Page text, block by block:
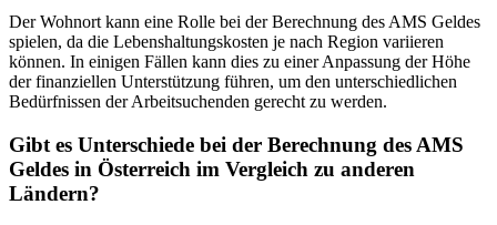
Der Wohnort kann eine Rolle bei der Berechnung des AMS Geldes
spielen, da die Lebenshaltungskosten je nach Region variieren
können. In einigen Fällen kann dies zu einer Anpassung der Höhe
der finanziellen Unterstützung führen, um den unterschiedlichen
Bedürfnissen der Arbeitsuchenden gerecht zu werden.
Gibt es Unterschiede bei der Berechnung des AMS
Geldes in Österreich im Vergleich zu anderen
Ländern?